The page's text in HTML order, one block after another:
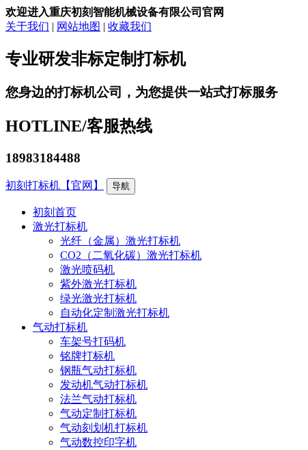
欢迎进入重庆初刻智能机械设备有限公司官网
关于我们 | 网站地图 | 收藏我们
专业研发非标定制打标机
您身边的打标机公司，为您提供一站式打标服务
HOTLINE/客服热线
18983184488
初刻打标机【官网】 导航
初刻首页
激光打标机
光纤（金属）激光打标机
CO2（二氧化碳）激光打标机
激光喷码机
紫外激光打标机
绿光激光打标机
自动化定制激光打标机
气动打标机
车架号打码机
铭牌打标机
钢瓶气动打标机
发动机气动打标机
法兰气动打标机
气动定制打标机
气动刻划机打标机
气动数控印字机